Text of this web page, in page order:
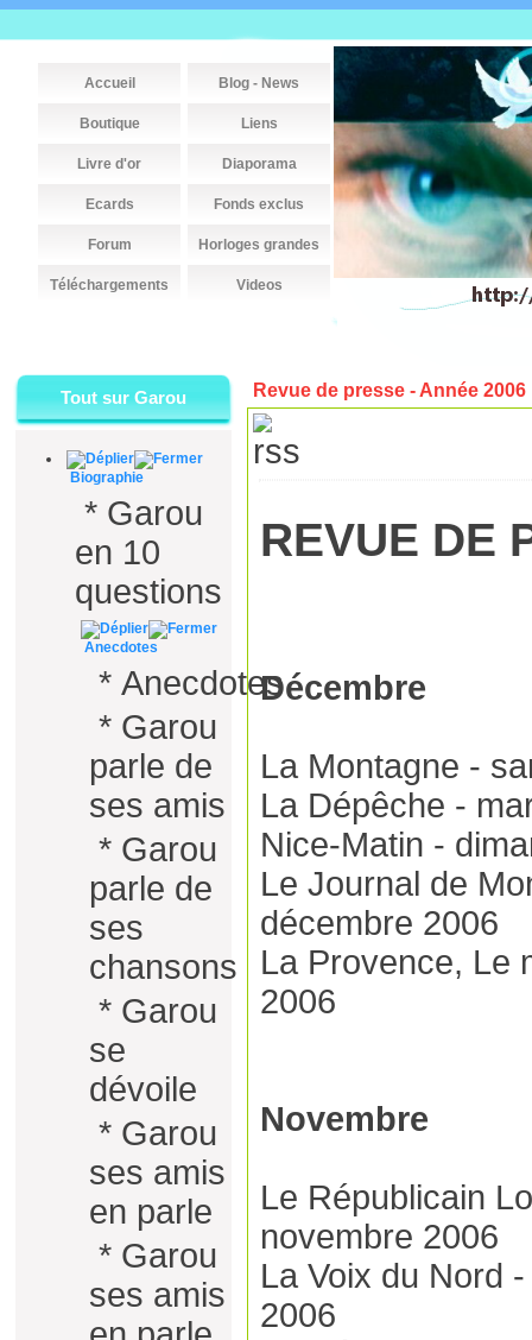
Accueil Blog - News
Boutique Liens
Livre d'or Diaporama
Ecards Fonds exclus
Forum Horloges grandes
Téléchargements Videos
Tout sur Garou
Biographie
* Garou
en 10
questions
Anecdotes
* Anecdotes
* Garou
parle de
ses amis
* Garou
parle de
ses
chansons
* Garou
se
dévoile
* Garou
ses amis
en parle
* Garou
ses amis
Revue de presse - Année 2006
REVUE DE
Décembre
La Montagne -
La Dépêche -
Nice-Matin -
Le Journal de
décembre 2006
La Provence, Le
2006
Novembre
Le Républicain
novembre 2006
La Voix du Nord
2006